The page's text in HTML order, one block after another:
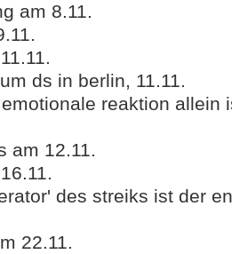
am 8.11.
ds in berlin, 11.11.
reaktion allein
am 12.11.
des streiks ist der
22.11.